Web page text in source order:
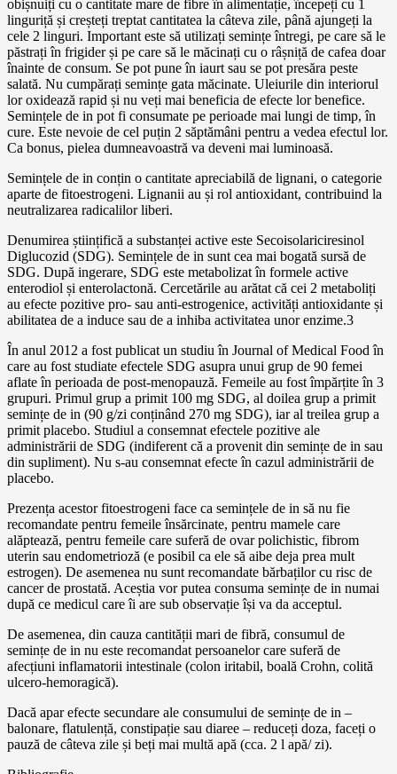
obișnuiți cu o cantitate mare de fibre în alimentație, începeți cu 1
linguriță și creșteți treptat cantitatea la câteva zile, până ajungeți la
cele 2 linguri. Important este să utilizați semințe întregi, pe care să le
păstrați în frigider și pe care să le măcinați cu o râșniță de cafea doar
înainte de consum. Se pot pune în iaurt sau se pot presăra peste
salată. Nu cumpărați semințe gata măcinate. Uleiurile din interiorul
lor oxidează rapid și nu veți mai beneficia de efecte lor benefice.
Semințele de in pot fi consumate pe perioade mai lungi de timp, în
cure. Este nevoie de cel puțin 2 săptămâni pentru a vedea efectul lor.
Ca bonus, pielea dumneavoastră va deveni mai luminoasă.
Semințele de in conțin o cantitate apreciabilă de lignani, o categorie
aparte de fitoestrogeni. Lignanii au și rol antioxidant, contribuind la
neutralizarea radicalilor liberi.
Denumirea științifică a substanței active este Secoisolariciresinol
Diglucozid (SDG). Semințele de in sunt cea mai bogată sursă de
SDG. După ingerare, SDG este metabolizat în formele active
enterodiol și enterolactonă. Cercetările au arătat că cei 2 metaboliți
au efecte pozitive pro- sau anti-estrogenice, activități antioxidante și
abilitatea de a induce sau de a inhiba activitatea unor enzime.3
În anul 2012 a fost publicat un studiu în Journal of Medical Food în
care au fost studiate efectele SDG asupra unui grup de 90 femei
aflate în perioada de post-menopauză. Femeile au fost împărțite în 3
grupuri. Primul grup a primit 100 mg SDG, al doilea grup a primit
semințe de in (90 g/zi conținând 270 mg SDG), iar al treilea grup a
primit placebo. Studiul a consemnat efectele pozitive ale
administrării de SDG (indiferent că a provenit din semințe de in sau
din supliment). Nu s-au consemnat efecte în cazul administrării de
placebo.
Prezența acestor fitoestrogeni face ca semințele de in să nu fie
recomandate pentru femeile însărcinate, pentru mamele care
alăptează, pentru femeile care suferă de ovar polichistic, fibrom
uterin sau endometrioză (e posibil ca ele să aibe deja prea mult
estrogen). De asemenea nu sunt recomandate bărbaților cu risc de
cancer de prostată. Aceștia vor putea consuma semințe de in numai
după ce medicul care îi are sub observație își va da acceptul.
De asemenea, din cauza cantității mari de fibră, consumul de
semințe de in nu este recomandat persoanelor care suferă de
afecțiuni inflamatorii intestinale (colon iritabil, boală Crohn, colită
ulcero-hemoragică).
Dacă apar efecte secundare ale consumului de semințe de in –
balonare, flatulență, constipație sau diaree – reduceți doza, faceți o
pauză de câteva zile și beți mai multă apă (cca. 2 l apă/ zi).